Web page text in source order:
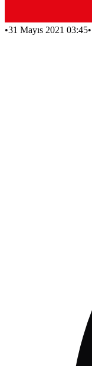
•31 Mayıs 2021 03:45•